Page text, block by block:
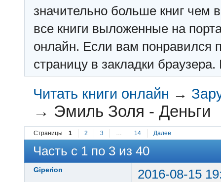
значительно больше книг чем
все книги выложенные на
онлайн. Если вам понравился
страницу в закладки
Читать книги онлайн →
→ Эмиль Золя - Деньги
Страницы 1 2 3 … 14 Далее
Часть с 1 по 3 из 40
Giperion 2016-08-15